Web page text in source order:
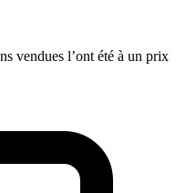
vendues l’ont été à un prix